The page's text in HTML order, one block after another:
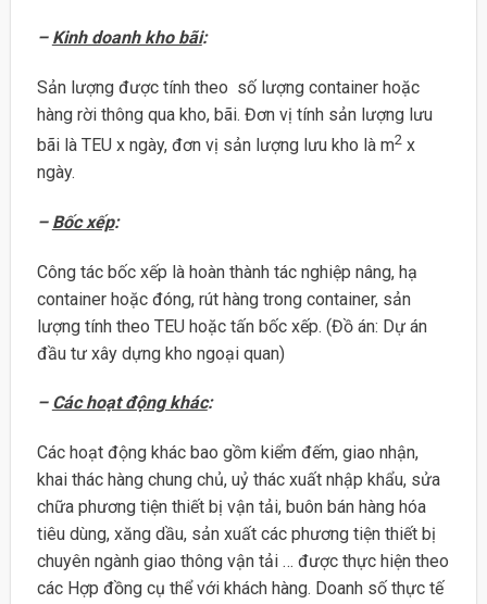
– Kinh doanh kho bãi:
Sản lượng được tính theo số lượng container hoặc
hàng rời thông qua kho, bãi. Đơn vị tính sản lượng lưu
bãi là TEU x ngày, đơn vị sản lượng lưu kho là m2x
ngày.
– Bốc xếp:
Công tác bốc xếp là hoàn thành tác nghiệp nâng, hạ
container hoặc đóng, rút hàng trong container, sản
lượng tính theo TEU hoặc tấn bốc xếp. (Đồ án: Dự án
đầu tư xây dựng kho ngoại quan)
– Các hoạt động khác:
Các hoạt động khác bao gồm kiểm đếm, giao nhận,
khai thác hàng chung chủ, uỷ thác xuất nhập khẩu, sửa
chữa phương tiện thiết bị vận tải, buôn bán hàng hóa
tiêu dùng, xăng dầu, sản xuất các phương tiện thiết bị
chuyên ngành giao thông vận tải … được thực hiện theo
các Hợp đồng cụ thể với khách hàng. Doanh số thực tế